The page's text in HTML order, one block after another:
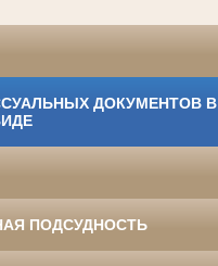
ДОКУМЕНТОВ В
ПОДСУДНОСТЬ